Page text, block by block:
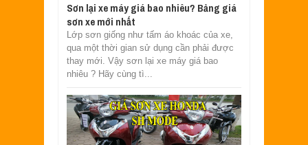
Sơn lại xe máy giá bao nhiêu? Bảng giá
sơn xe mới nhất
Lớp sơn giống như tấm áo khoác của xe,
qua một thời gian sử dụng cần phải được
thay mới. Vậy sơn lại xe máy giá bao
nhiêu ? Hãy cùng tì...